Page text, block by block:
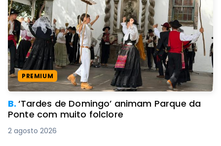
PREMIUM
B.‘Tardes de Domingo’ animam Parque da
Ponte com muito folclore
2 agosto 2026